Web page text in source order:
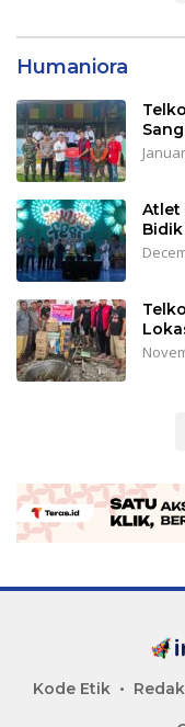
Humaniora
Atlet
Kode Etik